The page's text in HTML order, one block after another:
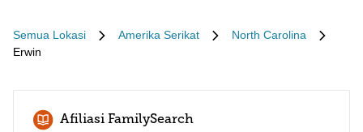
Semua Lokasi Amerika Serikat
North Carolina
Erwin
Afiliasi FamilySearch